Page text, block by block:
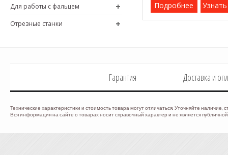
Для работы с фальцем
Отрезные станки
Подробнее
Гарантия Доставка и
Технические характеристики и стоимость товара могут отличаться. Уточняйте наличие,
Вся информация на сайте о товарах носит справочный характер и не является